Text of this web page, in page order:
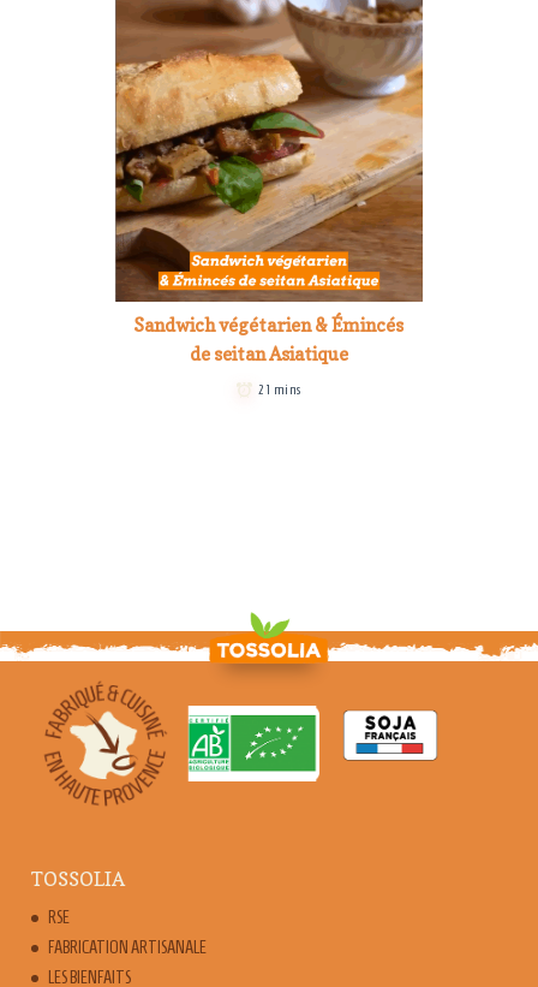
Sandwich végétarien & Émincés
de seitan Asiatique
21 mins
TOSSOLIA
RSE
FABRICATION ARTISANALE
LES BIENFAITS